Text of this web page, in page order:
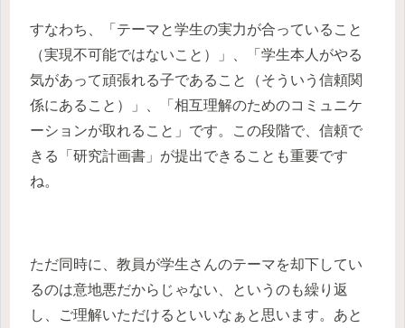
すなわち、「テーマと学生の実力が合っていること
（実現不可能ではないこと）」、「学生本人がやる
気があって頑張れる子であること（そういう信頼関
係にあること）」、「相互理解のためのコミュニケ
ーションが取れること」です。この段階で、信頼で
きる「研究計画書」が提出できることも重要です
ね。
ただ同時に、教員が学生さんのテーマを却下してい
るのは意地悪だからじゃない、というのも繰り返
し、ご理解いただけるといいなぁと思います。あと